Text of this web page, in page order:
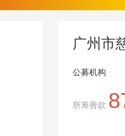
广州市
公募机构
所筹善款